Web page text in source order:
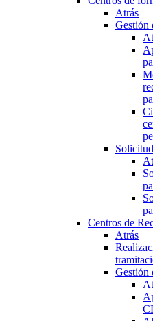
Atrás
Gestión
Centros de
Atrás
Gestión